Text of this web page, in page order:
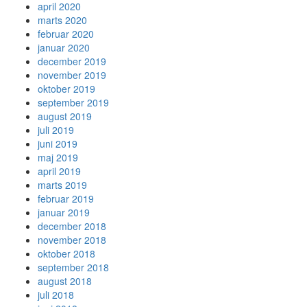
april 2020
marts 2020
februar 2020
januar 2020
december 2019
november 2019
oktober 2019
september 2019
august 2019
juli 2019
juni 2019
maj 2019
april 2019
marts 2019
februar 2019
januar 2019
december 2018
november 2018
oktober 2018
september 2018
august 2018
juli 2018